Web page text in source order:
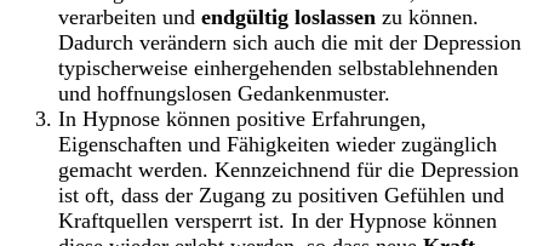
verarbeiten und endgültig loslassen zu können.
Dadurch verändern sich auch die mit der Depression
typischerweise einhergehenden selbstablehnenden
und hoffnungslosen Gedankenmuster.
In Hypnose können positive Erfahrungen,
Eigenschaften und Fähigkeiten wieder zugänglich
gemacht werden. Kennzeichnend für die Depression
ist oft, dass der Zugang zu positiven Gefühlen und
Kraftquellen versperrt ist. In der Hypnose können